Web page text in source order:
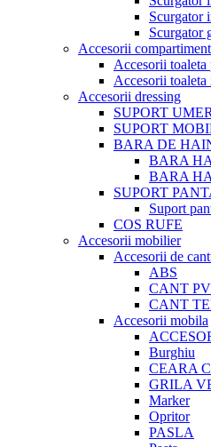
Scurgator
Scurgator
Accesorii
Accesorii toaleta
Accesorii toaleta
Accesorii dressing
SUPORT
SUPORT
BARA DE
BARA
BARA
SUPORT
Suport
COS RUFE
Accesorii mobilier
Accesorii de
ABS
CANT
CANT
Accesorii mobila
Burghiu
CEARA
GRILA
Marker
Opritor
PASLA